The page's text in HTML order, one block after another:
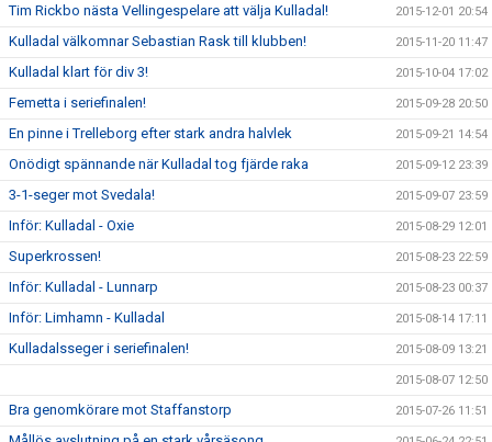
Tim Rickbo nästa Vellingespelare att välja Kulladal! 2015-12-01 20:54
Kulladal välkomnar Sebastian Rask till klubben! 2015-11-20 11:47
Kulladal klart för div 3! 2015-10-04 17:02
Femetta i seriefinalen! 2015-09-28 20:50
En pinne i Trelleborg efter stark andra halvlek 2015-09-21 14:54
Onödigt spännande när Kulladal tog fjärde raka 2015-09-12 23:39
3-1-seger mot Svedala! 2015-09-07 23:59
Inför: Kulladal - Oxie 2015-08-29 12:01
Superkrossen! 2015-08-23 22:59
Inför: Kulladal - Lunnarp 2015-08-23 00:37
Inför: Limhamn - Kulladal 2015-08-14 17:11
Kulladalsseger i seriefinalen! 2015-08-09 13:21
2015-08-07 12:50
Bra genomkörare mot Staffanstorp 2015-07-26 11:51